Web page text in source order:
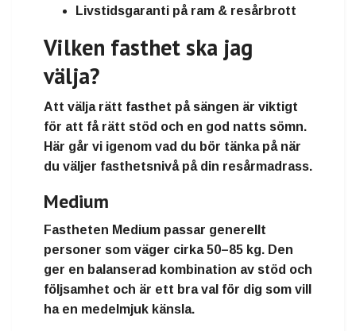
Livstidsgaranti på ram & resårbrott
Vilken fasthet ska jag
välja?
Att välja rätt fasthet på sängen är viktigt
för att få rätt stöd och en god natts sömn.
Här går vi igenom vad du bör tänka på när
du väljer fasthetsnivå på din resårmadrass.
Medium
Fastheten Medium passar generellt
personer som väger cirka 50–85 kg. Den
ger en balanserad kombination av stöd och
följsamhet och är ett bra val för dig som vill
ha en medelmjuk känsla.